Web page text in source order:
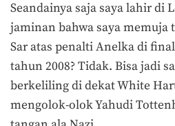
Seandainya saja saya lahir di
jaminan bahwa saya memuja
Sar atas penalti Anelka di
tahun 2008? Tidak. Bisa jadi
berkeliling di dekat White
mengolok-olok Yahudi